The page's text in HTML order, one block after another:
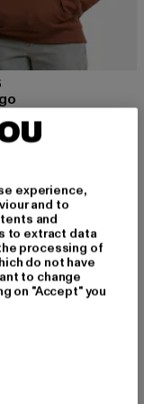
hinta: 39,20 EUR
79,99 EUR
experience,
and to
and
to extract data
processing of
do not have
to change
on "Accept" you